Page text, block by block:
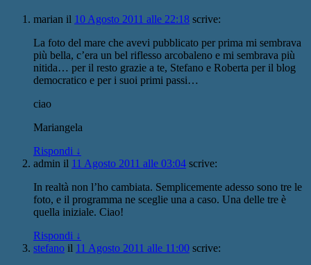
marian il 10 Agosto 2011 alle 22:18 scrive:
La foto del mare che avevi pubblicato per prima mi sembrava
più bella, c’era un bel riflesso arcobaleno e mi sembrava più
nitida… per il resto grazie a te, Stefano e Roberta per il blog
democratico e per i suoi primi passi…
ciao
Mariangela
Rispondi ↓
admin il 11 Agosto 2011 alle 03:04 scrive:
In realtà non l’ho cambiata. Semplicemente adesso sono tre le
foto, e il programma ne sceglie una a caso. Una delle tre è
quella iniziale. Ciao!
Rispondi ↓
stefano il 11 Agosto 2011 alle 11:00 scrive: